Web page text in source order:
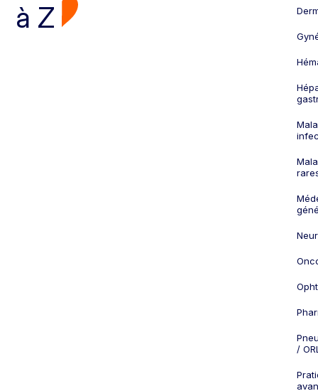
à Z
/